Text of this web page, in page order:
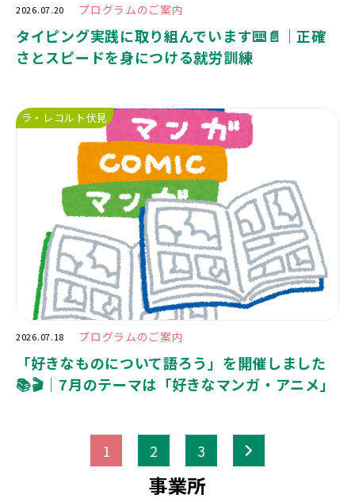
2026.07.20 プログラムのご案内
タイピング実践に取り組んでいます⌨️📄｜正確
さとスピードを身につける就労訓練
ラ・レコルト伏見
2026.07.18 プログラムのご案内
「好きなものについて語ろう」を開催しました
📚🎬｜7月のテーマは「好きなマンガ・アニメ」
1 2 3 >
事業所